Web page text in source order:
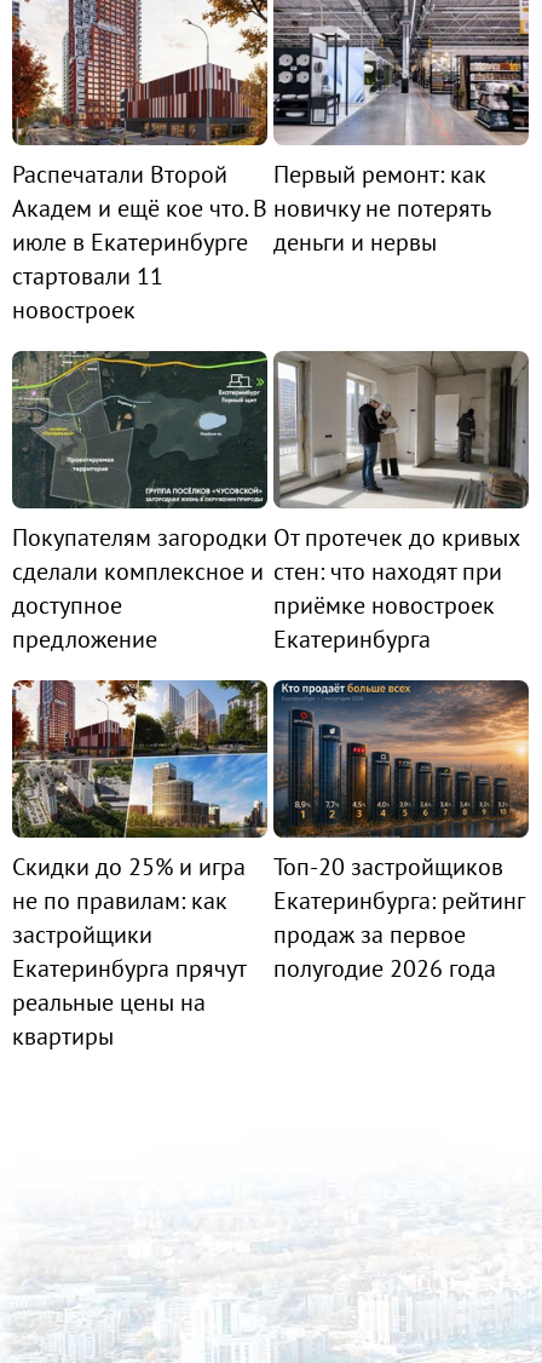
Распечатали Второй
Академ и ещё кое что. В
июле в Екатеринбурге
стартовали 11
новостроек
Первый ремонт: как
новичку не потерять
деньги и нервы
Покупателям загородки
сделали комплексное и
доступное
предложение
От протечек до кривых
стен: что находят при
приёмке новостроек
Екатеринбурга
Скидки до 25% и игра
не по правилам: как
застройщики
Екатеринбурга прячут
реальные цены на
квартиры
Топ-20 застройщиков
Екатеринбурга: рейтинг
продаж за первое
полугодие 2026 года